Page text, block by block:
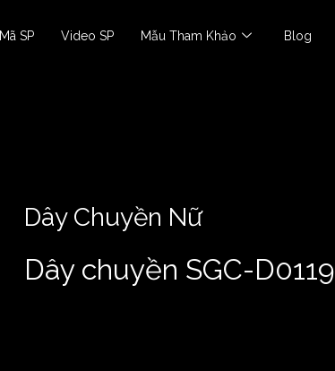
Mã SP Video SP Mẫu Tham Khảo Blog
Dây Chuyền Nữ
Dây chuyền SGC-D0119